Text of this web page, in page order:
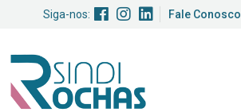
Siga-nos: Fale Conosco